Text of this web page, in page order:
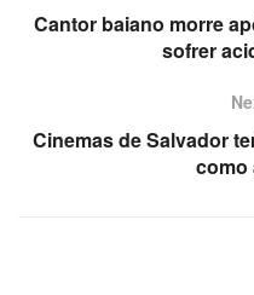
Cantor baiano morre
sofrer
Cinemas de Salvador
como